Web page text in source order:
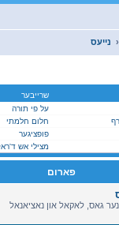
נייעס
שרייבער
*הכרת הטוב שמועס* מעומקא דלב
על פי תורה
חלום חלמתי
בתוככי הקהלהפופציגער
אין מאנסי, שומרי שבת קודש!
מצילי אש
פארום
גאס, לאקאל און נאציאנאל